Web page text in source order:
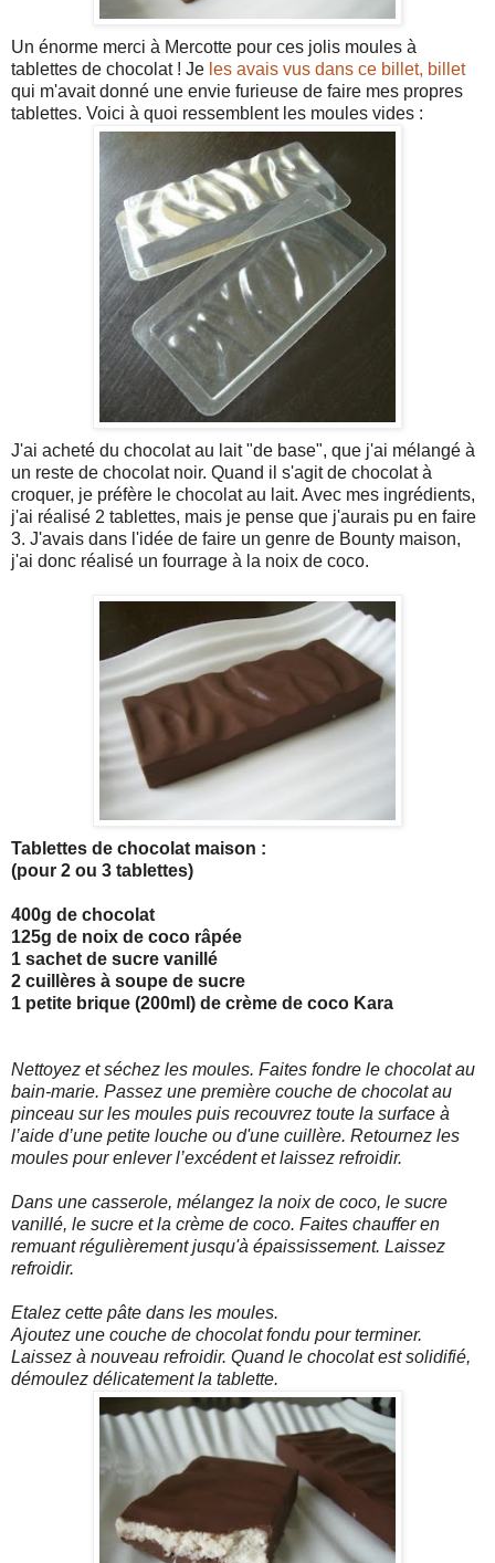
Un énorme merci à Mercotte pour ces jolis moules à
tablettes de chocolat ! Je les avais vus dans ce billet, billet
qui m'avait donné une envie furieuse de faire mes propres
tablettes. Voici à quoi ressemblent les moules vides :
J'ai acheté du chocolat au lait "de base", que j'ai mélangé à
un reste de chocolat noir. Quand il s'agit de chocolat à
croquer, je préfère le chocolat au lait. Avec mes ingrédients,
j'ai réalisé 2 tablettes, mais je pense que j'aurais pu en faire
3. J'avais dans l'idée de faire un genre de Bounty maison,
j'ai donc réalisé un fourrage à la noix de coco.
Tablettes de chocolat maison :
(pour 2 ou 3 tablettes)
400g de chocolat
125g de noix de coco râpée
1 sachet de sucre vanillé
2 cuillères à soupe de sucre
1 petite brique (200ml) de crème de coco Kara
Nettoyez et séchez les moules. Faites fondre le chocolat au
bain-marie. Passez une première couche de chocolat au
pinceau sur les moules puis recouvrez toute la surface à
l’aide d’une petite louche ou d'une cuillère. Retournez les
moules pour enlever l’excédent et laissez refroidir.
Dans une casserole, mélangez la noix de coco, le sucre
vanillé, le sucre et la crème de coco. Faites chauffer en
remuant régulièrement jusqu'à épaississement. Laissez
refroidir.
Etalez cette pâte dans les moules.
Ajoutez une couche de chocolat fondu pour terminer.
Laissez à nouveau refroidir. Quand le chocolat est solidifié,
démoulez délicatement la tablette.